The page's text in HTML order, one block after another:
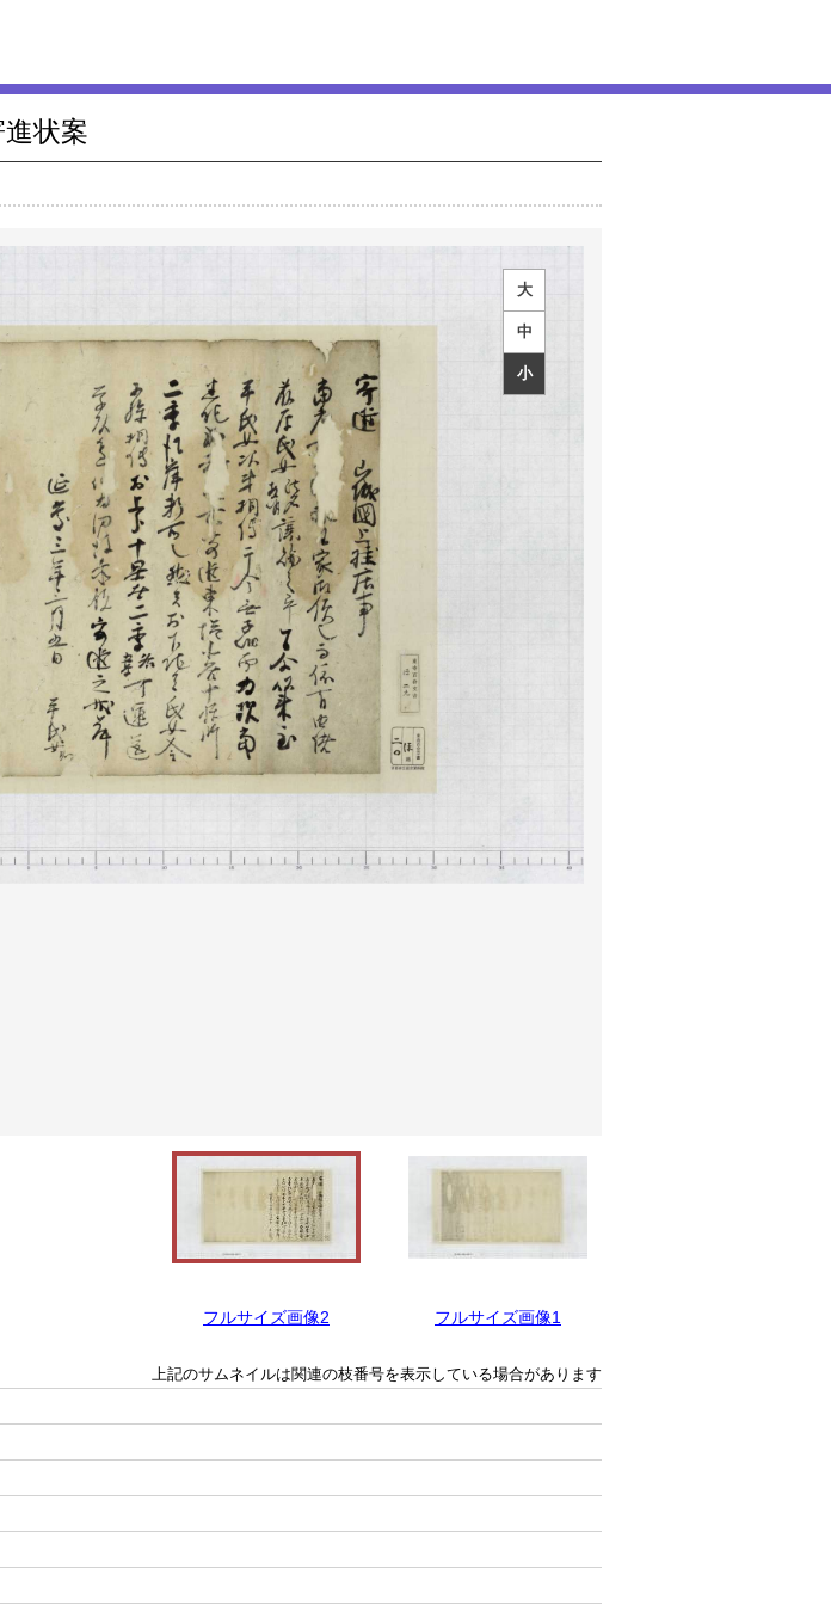
状案
大
中
小
フルサイズ画像2 フルサイズ画像1
上記のサムネイルは関連の枝番号を表示している場合があります